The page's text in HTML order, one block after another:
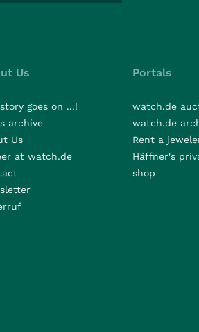
Us
goes on ...!
archive
Us
at watch.de
Portals
watch.de
watch.de
Rent a
Häffner's
shop